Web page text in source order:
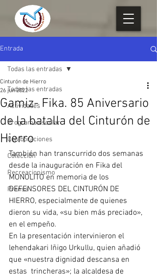
Entrada
Todas las entradas
Actividades
Programa escolar
Colaboraciones
Colección
Recreacionismo
Prensa
Todas las entradas
Gamiz- Fika. 85 Aniversario
de la batalla del Cinturón de
Hierro
Cinturón de Hierro
26 jun 2022
También han transcurrido dos semanas
desde la inauguración en Fika del
MONOLITO en memoria de los
DEFENSORES DEL CINTURÓN DE
HIERRO, especialmente de quienes
dieron su vida, «su bien más preciado»,
en el empeño.
En la presentación intervinieron el
lehendakari Iñigo Urkullu, quien añadió
que «nuestra dignidad descansa en
estas  trincheras»; la alcaldesa de